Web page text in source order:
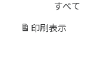
ゴ
リ
すべて
印刷 表示